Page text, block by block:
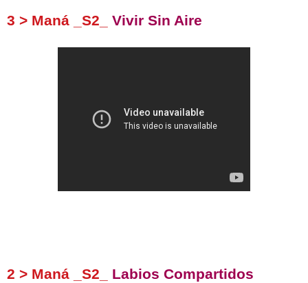
3 > Maná _S2_ Vivir Sin Aire
2 > Maná _S2_ Labios Compartidos